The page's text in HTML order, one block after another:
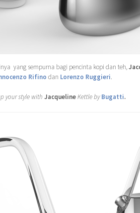
yang sempurna bagi pencinta kopi dan teh,
Rifino dan Lorenzo Ruggieri.
your style with JacquelineKettle byBugatti.